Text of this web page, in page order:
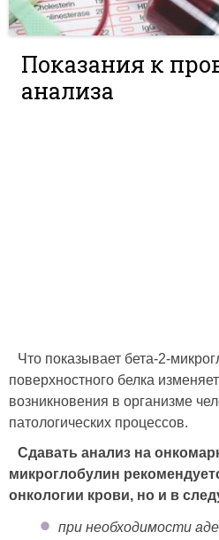
Показания к
анализа
Что показывает бета-2-
поверхностного белка
возникновения в организме
патологических процессов.
Сдавать анализ на
микроглобулин
онкологии крови, но и в
при необходимости